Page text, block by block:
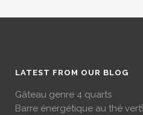
LATEST FROM OUR BLOG
Gâteau genre 4 quarts
Barre énergétique au thé vert!